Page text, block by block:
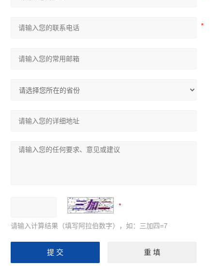
请输入计算结果（填写阿拉伯数字），如：三加四=7